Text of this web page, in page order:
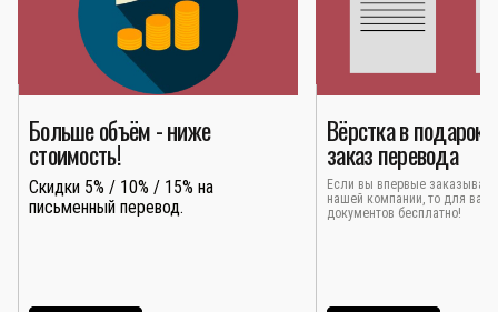
Больше объём - ниже
стоимость!
Скидки 5% / 10% / 15% на
письменный перевод.
Вёрстка в подарок
заказ перевода
Если вы впервые
нашей компании, то для вас
документов бесплатно!